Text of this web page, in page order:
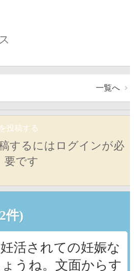
一覧へ
投稿する
するにはログインが必
要です
件)
活されての妊娠な
うね。文面からす